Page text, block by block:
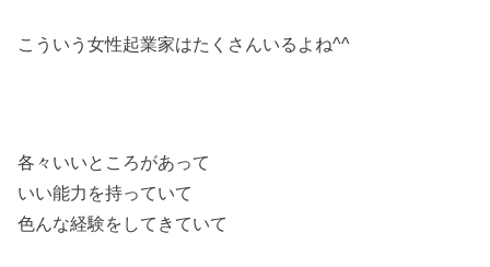
こういう女性起業家はたくさんいるよね^^
各々いいところがあって
いい能力を持っていて
色んな経験をしてきていて